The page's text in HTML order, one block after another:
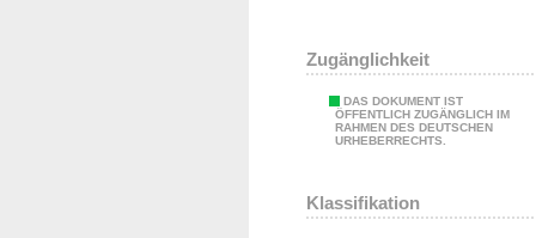
Zugänglichkeit
DAS DOKUMENT IST
ÖFFENTLICH ZUGÄNGLICH IM
RAHMEN DES DEUTSCHEN
URHEBERRECHTS.
Klassifikation